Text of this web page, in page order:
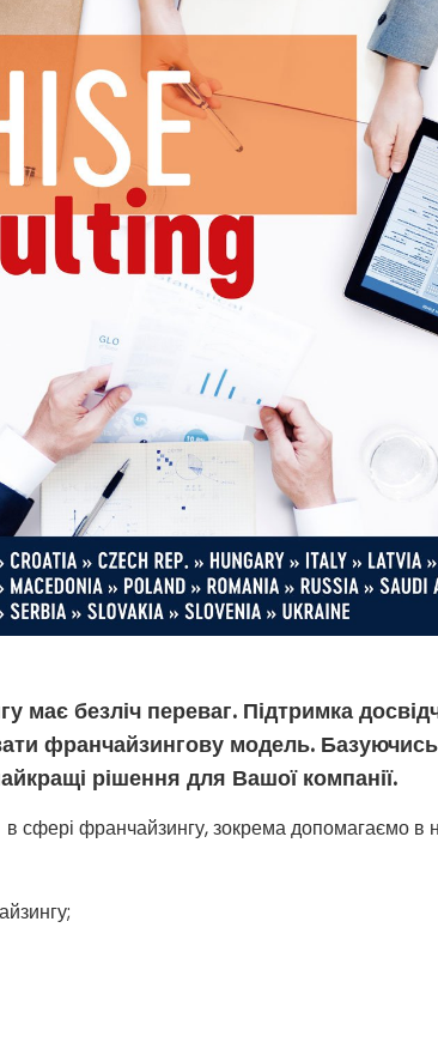
має безліч переваг. Підтримка
франчайзингову модель.
рішення для Вашої компанії.
сфері франчайзингу, зокрема допомагаємо в